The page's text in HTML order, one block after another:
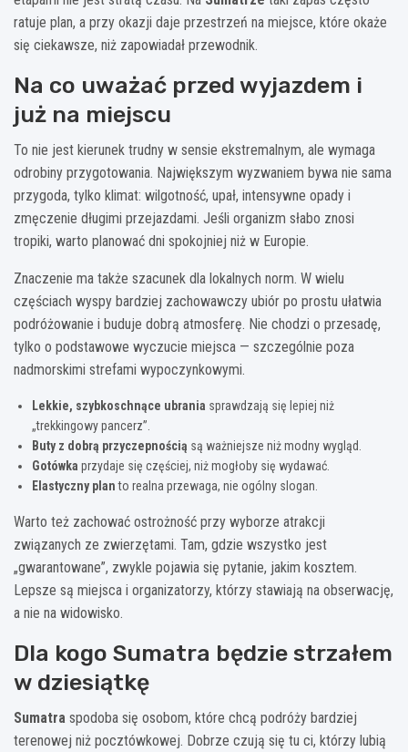
ratuje plan, a przy okazji daje przestrzeń na miejsce, które okaże
się ciekawsze, niż zapowiadał przewodnik.
Na co uważać przed wyjazdem i
już na miejscu
To nie jest kierunek trudny w sensie ekstremalnym, ale wymaga
odrobiny przygotowania. Największym wyzwaniem bywa nie sama
przygoda, tylko klimat: wilgotność, upał, intensywne opady i
zmęczenie długimi przejazdami. Jeśli organizm słabo znosi
tropiki, warto planować dni spokojniej niż w Europie.
Znaczenie ma także szacunek dla lokalnych norm. W wielu
częściach wyspy bardziej zachowawczy ubiór po prostu ułatwia
podróżowanie i buduje dobrą atmosferę. Nie chodzi o przesadę,
tylko o podstawowe wyczucie miejsca — szczególnie poza
nadmorskimi strefami wypoczynkowymi.
Lekkie, szybkoschnące ubrania sprawdzają się lepiej niż
„trekkingowy pancerz”.
Buty z dobrą przyczepnością są ważniejsze niż modny wygląd.
Gotówka przydaje się częściej, niż mogłoby się wydawać.
Elastyczny planto realna przewaga, nie ogólny slogan.
Warto też zachować ostrożność przy wyborze atrakcji
związanych ze zwierzętami. Tam, gdzie wszystko jest
„gwarantowane”, zwykle pojawia się pytanie, jakim kosztem.
Lepsze są miejsca i organizatorzy, którzy stawiają na obserwację,
a nie na widowisko.
Dla kogo Sumatra będzie strzałem
w dziesiątkę
Sumatra spodoba się osobom, które chcą podróży bardziej
terenowej niż pocztówkowej. Dobrze czują się tu ci, którzy lubią